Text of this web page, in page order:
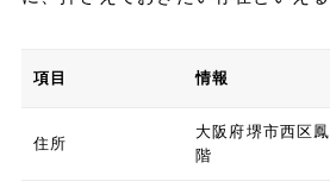
項目 情報
住所
大阪府堺市
階